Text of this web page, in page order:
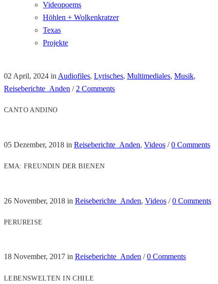
Videopoems
Höhlen + Wolkenkratzer
Texas
Projekte
02 April, 2024 in Audiofiles, Lyrisches, Multimediales, Musik,
Reiseberichte_Anden / 2 Comments
CANTO ANDINO
05 Dezember, 2018 in Reiseberichte_Anden, Videos /0 Comments
EMA: FREUNDIN DER BIENEN
26 November, 2018 in Reiseberichte_Anden, Videos /0 Comments
PERUREISE
18 November, 2017 in Reiseberichte_Anden /0 Comments
LEBENSWELTEN IN CHILE